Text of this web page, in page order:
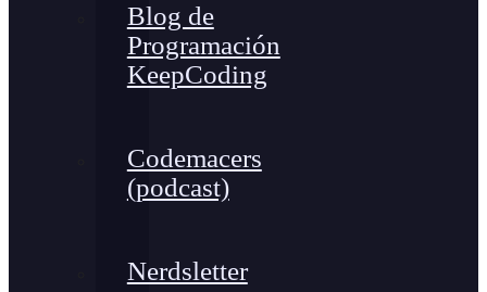
Blog de
Programación
KeepCoding
Codemacers
(podcast)
Nerdsletter